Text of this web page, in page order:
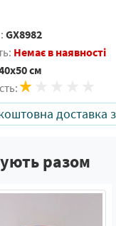
GX8982
Немає в наявності
см
доставка
разом